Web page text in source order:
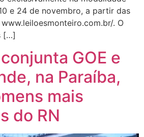
e 24 de novembro, a partir das
. O
[…]
GOE e
na Paraíba,
mais
do RN